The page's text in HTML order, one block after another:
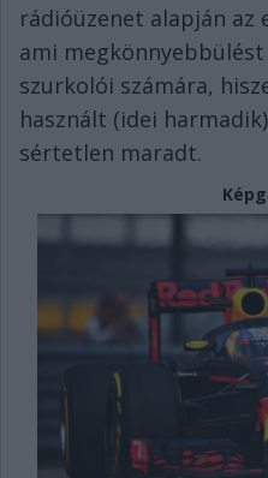
rádióüzenet alapján az
ami
szurkolói számára,
használt (idei
sértetlen maradt.